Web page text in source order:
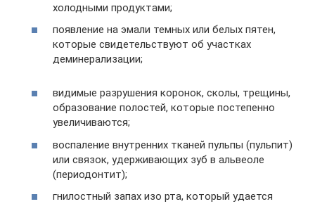
холодными продуктами;
появление на эмали темных или белых пятен,
которые свидетельствуют об участках
деминерализации;
видимые разрушения коронок, сколы, трещины,
образование полостей, которые постепенно
увеличиваются;
воспаление внутренних тканей пульпы (пульпит)
или связок, удерживающих зуб в альвеоле
(периодонтит);
гнилостный запах изо рта, который удается